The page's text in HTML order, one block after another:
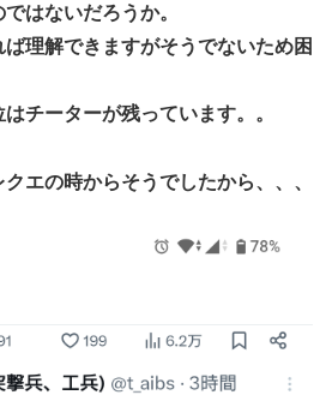
はないだろうか。
理解できますがそうでないため困
チーターが残っています。。
エの時からそうでしたから、、、